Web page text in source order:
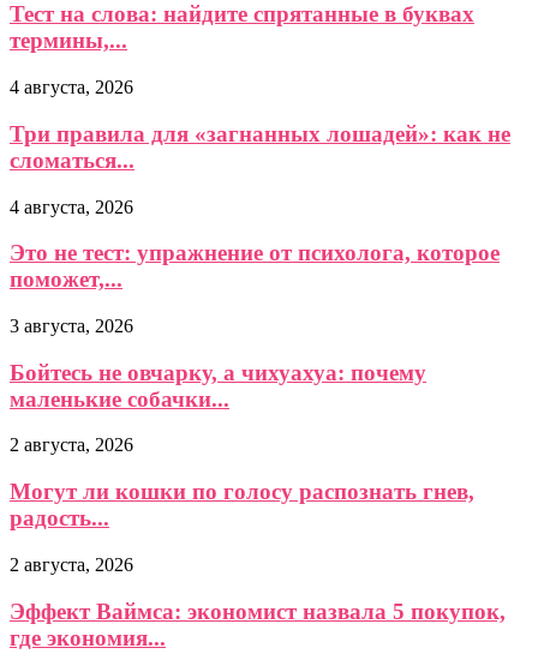
Тест на слова: найдите спрятанные в буквах
термины,...
4 августа, 2026
Три правила для «загнанных лошадей»: как не
сломаться...
4 августа, 2026
Это не тест: упражнение от психолога, которое
поможет,...
3 августа, 2026
Бойтесь не овчарку, а чихуахуа: почему
маленькие собачки...
2 августа, 2026
Могут ли кошки по голосу распознать гнев,
радость...
2 августа, 2026
Эффект Ваймса: экономист назвала 5 покупок,
где экономия...